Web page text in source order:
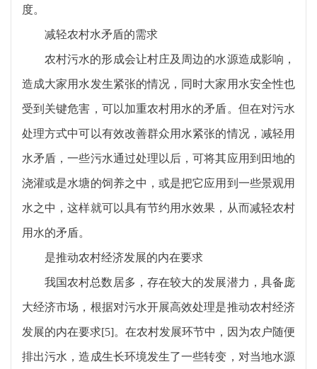
度。
减轻农村水矛盾的需求
农村污水的形成会让村庄及周边的水源造成影响，
造成大家用水发生紧张的情况，同时大家用水安全性也
受到关键危害，可以加重农村用水的矛盾。但在对污水
处理方式中可以有效改善群众用水紧张的情况，减轻用
水矛盾，一些污水通过处理以后，可将其应用到田地的
浇灌或是水塘的饲养之中，或是把它应用到一些景观用
水之中，这样就可以具有节约用水效果，从而减轻农村
用水的矛盾。
是推动农村经济发展的内在要求
我国农村总数居多，存在较大的发展潜力，具备庞
大经济市场，根据对污水开展高效处理是推动农村经济
发展的内在要求[5]。在农村发展环节中，因为农户随便
排出污水，造成生长环境发生了一些转变，对当地水源